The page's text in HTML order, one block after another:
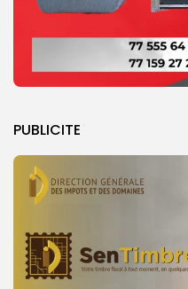
PUBLICITE